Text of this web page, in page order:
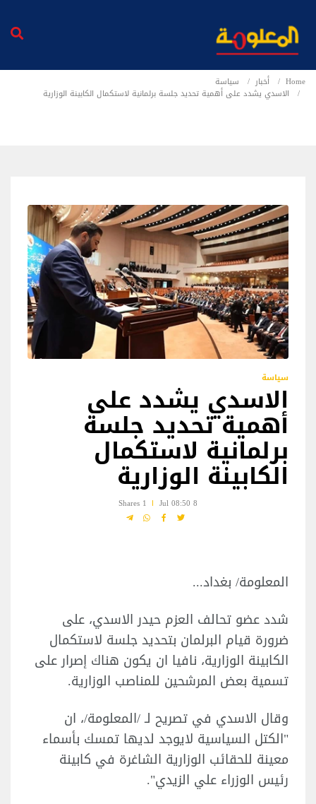
Home أخبار
سياسة
الاسدي يشدد على أهمية تحديد جلسة برلمانية لاستكمال الكابينة الوزارية
سياسة
الاسدي يشدد على
أهمية تحديد جلسة
برلمانية لاستكمال
الكابينة الوزارية
8 Jul 08:50
1 Shares
المعلومة/ بغداد...
شدد عضو تحالف العزم حيدر الاسدي، على
ضرورة قيام البرلمان بتحديد جلسة لاستكمال
الكابينة الوزارية، نافيا ان يكون هناك إصرار على
تسمية بعض المرشحين للمناصب الوزارية.
وقال الاسدي في تصريح لـ /المعلومة/، ان
"الكتل السياسية لايوجد لديها تمسك بأسماء
معينة للحقائب الوزارية الشاغرة في كابينة
رئيس الوزراء علي الزيدي".